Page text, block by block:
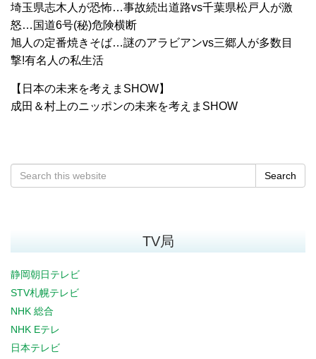
埼玉県志木人が恐怖…事故続出道路vs千葉県松戸人が激
怒…国道6号(秘)危険横断
旭人の定番焼きそば…謎のアラビアンvs三郷人が多数目
撃!有名人の私生活
【日本の未来を考えまSHOW】
成田＆村上のニッポンの未来を考えまSHOW
Search
TV局
静岡朝日テレビ
STV札幌テレビ
NHK 総合
NHK Eテレ
日本テレビ